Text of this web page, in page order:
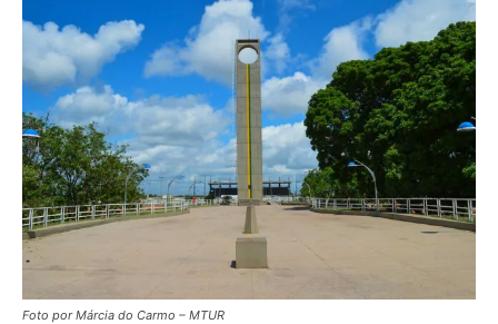
Foto por Márcia do Carmo – MTUR